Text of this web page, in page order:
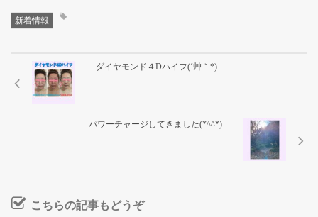
新着情報
ダイヤモンド４Dハイフ(´艸｀*)
パワーチャージしてきました(*^^*)
こちらの記事もどうぞ